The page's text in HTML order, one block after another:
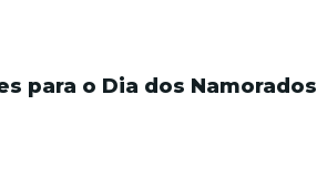
para o Dia dos Namorados